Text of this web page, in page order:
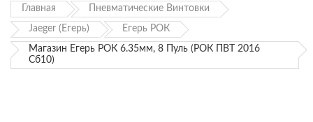
Главная Пневматические Винтовки
Jaeger (Егерь) Егерь РОК
Магазин Егерь РОК 6.35мм, 8 Пуль (РОК ПВТ 2016
Сб10)